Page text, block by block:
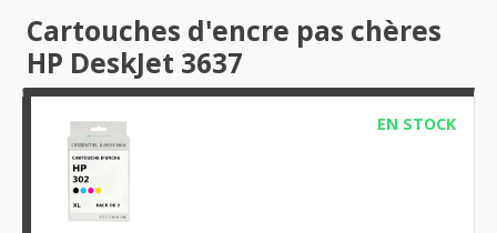
Cartouches d'encre pas chères
HP DeskJet 3637
EN STOCK